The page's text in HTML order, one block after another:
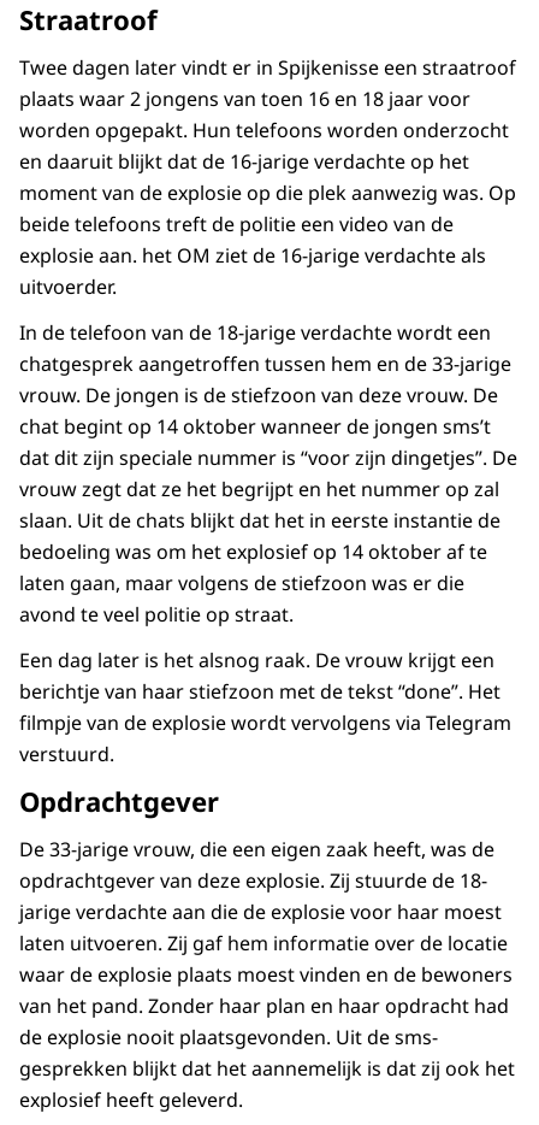
Straatroof
Twee dagen later vindt er in Spijkenisse een straatroof
plaats waar 2 jongens van toen 16 en 18 jaar voor
worden opgepakt. Hun telefoons worden onderzocht
en daaruit blijkt dat de 16-jarige verdachte op het
moment van de explosie op die plek aanwezig was. Op
beide telefoons treft de politie een video van de
explosie aan. het OM ziet de 16-jarige verdachte als
uitvoerder.
In de telefoon van de 18-jarige verdachte wordt een
chatgesprek aangetroffen tussen hem en de 33-jarige
vrouw. De jongen is de stiefzoon van deze vrouw. De
chat begint op 14 oktober wanneer de jongen sms’t
dat dit zijn speciale nummer is “voor zijn dingetjes”. De
vrouw zegt dat ze het begrijpt en het nummer op zal
slaan. Uit de chats blijkt dat het in eerste instantie de
bedoeling was om het explosief op 14 oktober af te
laten gaan, maar volgens de stiefzoon was er die
avond te veel politie op straat.
Een dag later is het alsnog raak. De vrouw krijgt een
berichtje van haar stiefzoon met de tekst “done”. Het
filmpje van de explosie wordt vervolgens via Telegram
verstuurd.
Opdrachtgever
De 33-jarige vrouw, die een eigen zaak heeft, was de
opdrachtgever van deze explosie. Zij stuurde de 18-
jarige verdachte aan die de explosie voor haar moest
laten uitvoeren. Zij gaf hem informatie over de locatie
waar de explosie plaats moest vinden en de bewoners
van het pand. Zonder haar plan en haar opdracht had
de explosie nooit plaatsgevonden. Uit de sms-
gesprekken blijkt dat het aannemelijk is dat zij ook het
explosief heeft geleverd.